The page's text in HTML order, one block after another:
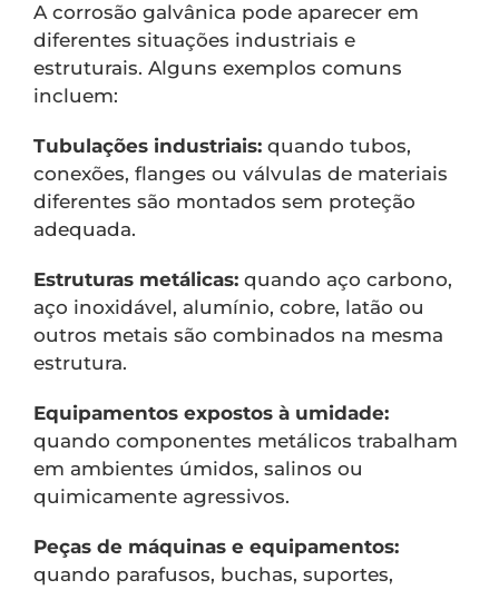
A corrosão galvânica pode aparecer em
diferentes situações industriais e
estruturais. Alguns exemplos comuns
incluem:
Tubulações industriais: quando tubos,
conexões, flanges ou válvulas de materiais
diferentes são montados sem proteção
adequada.
Estruturas metálicas: quando aço carbono,
aço inoxidável, alumínio, cobre, latão ou
outros metais são combinados na mesma
estrutura.
Equipamentos expostos à umidade:
quando componentes metálicos trabalham
em ambientes úmidos, salinos ou
quimicamente agressivos.
Peças de máquinas e equipamentos:
quando parafusos, buchas, suportes,